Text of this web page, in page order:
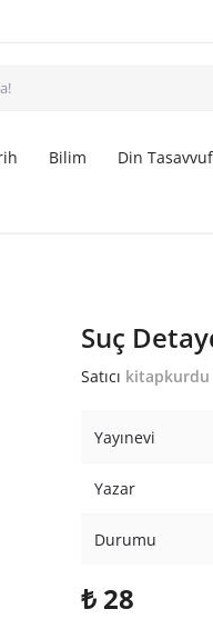
Bilim Din Tasavvuf
Suç
Satıcı kitapkurdu
Yayınevi
Yazar
Durumu
₺ 28